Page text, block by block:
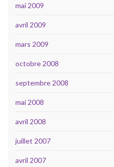
mai 2009
avril 2009
mars 2009
octobre 2008
septembre 2008
mai 2008
avril 2008
juillet 2007
avril 2007